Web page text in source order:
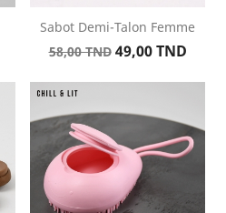
Sabot Demi-Talon Femme
Prix
base
58,00 TND Prix
49,00 TND